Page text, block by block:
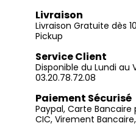
Livraison
Livraison Gratuite dès
Pickup
Service Client
Disponible du Lundi au
03.20.78.72.08
Paiement Sécurisé
Paypal, Carte
CIC, Virement